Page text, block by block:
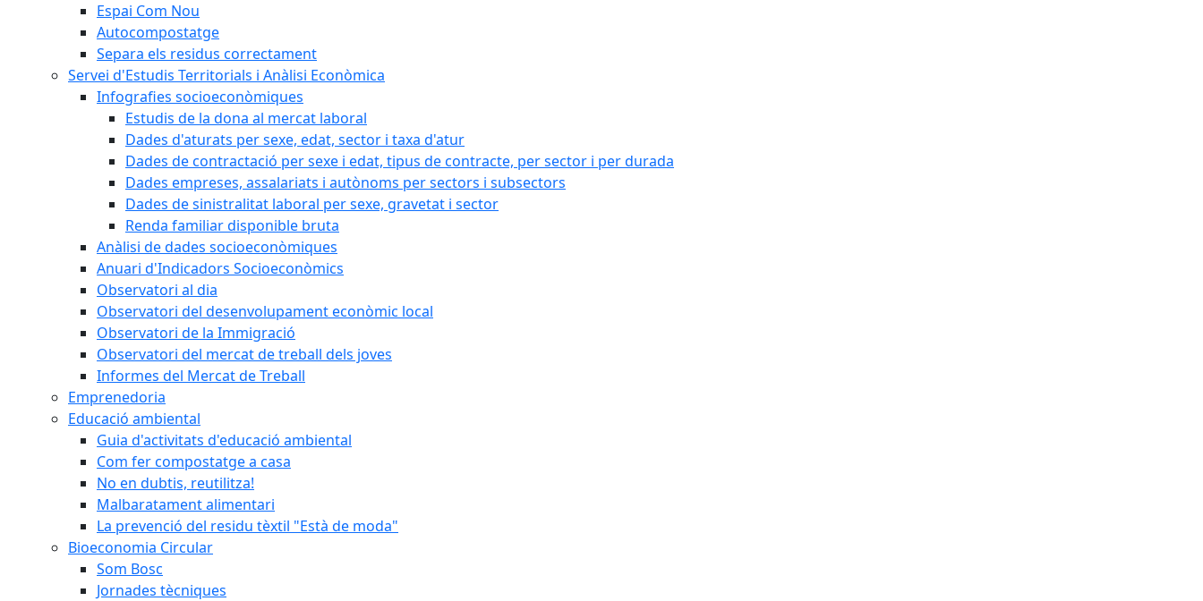
Espai Com Nou
Autocompostatge
Separa els residus correctament
Servei d'Estudis Territorials i Anàlisi Econòmica
Infografies socioeconòmiques
Estudis de la dona al mercat laboral
Dades d'aturats per sexe, edat, sector i taxa d'atur
Dades de contractació per sexe i edat, tipus de contracte, per sector i per durada
Dades empreses, assalariats i autònoms per sectors i subsectors
Dades de sinistralitat laboral per sexe, gravetat i sector
Renda familiar disponible bruta
Anàlisi de dades socioeconòmiques
Anuari d'Indicadors Socioeconòmics
Observatori al dia
Observatori del desenvolupament econòmic local
Observatori de la Immigració
Observatori del mercat de treball dels joves
Informes del Mercat de Treball
Emprenedoria
Educació ambiental
Guia d'activitats d'educació ambiental
Com fer compostatge a casa
No en dubtis, reutilitza!
Malbaratament alimentari
La prevenció del residu tèxtil "Està de moda"
Bioeconomia Circular
Som Bosc
Jornades tècniques